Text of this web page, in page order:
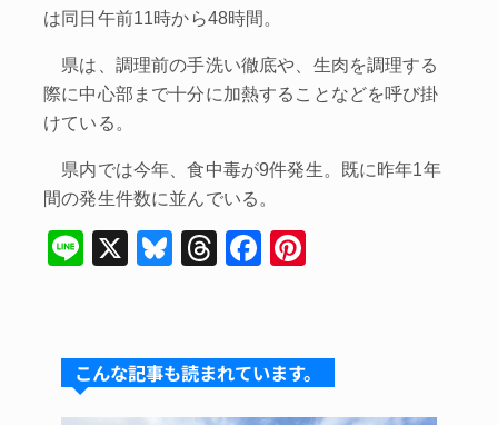
は同日午前11時から48時間。
県は、調理前の手洗い徹底や、生肉を調理する
際に中心部まで十分に加熱することなどを呼び掛
けている。
県内では今年、食中毒が9件発生。既に昨年1年
間の発生件数に並んでいる。
Li
X
Bl
s
k
T
a
d
F
e
b
e
st
こんな記事も読まれています。